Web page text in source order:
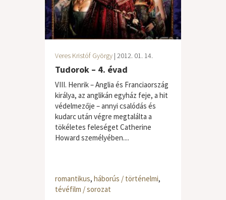
Veres Kristóf György | 2012. 01. 14.
Tudorok – 4. évad
VIII. Henrik – Anglia és Franciaország
királya, az anglikán egyház feje, a hit
védelmezője – annyi csalódás és
kudarc után végre megtalálta a
tökéletes feleséget Catherine
Howard személyében....
romantikus, háborús / történelmi,
tévéfilm / sorozat